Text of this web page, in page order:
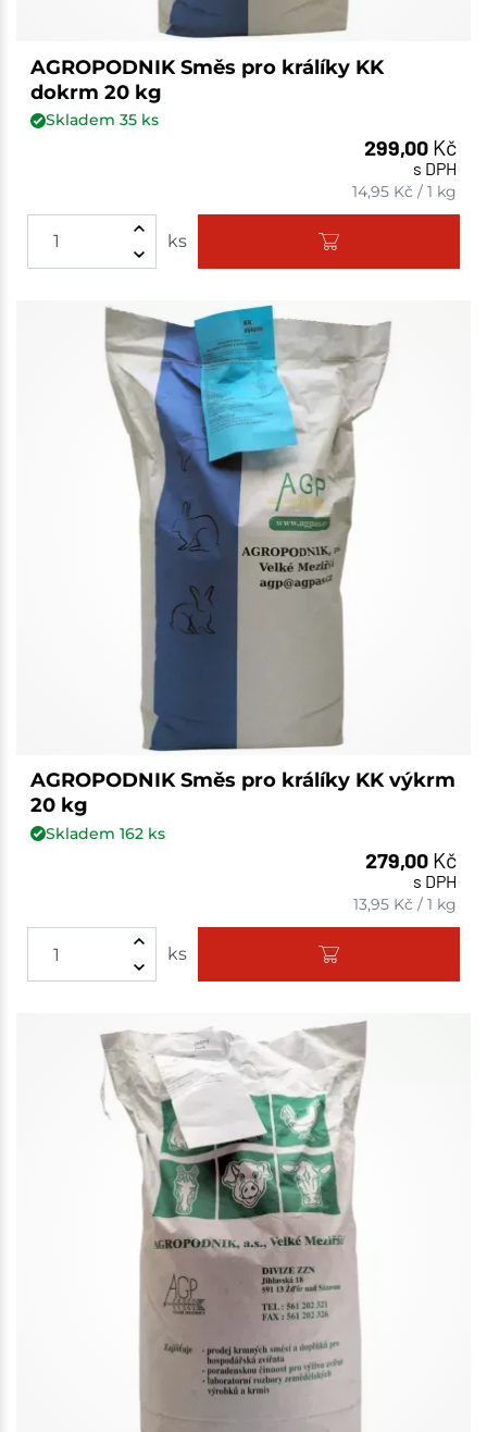
AGROPODNIK Směs pro králíky KK
dokrm 20 kg
Skladem 35ks
299,00 Kč
s DPH
14,95 Kč /1 kg
ks
AGROPODNIK Směs pro králíky KK výkrm
20 kg
Skladem 162ks
279,00 Kč
s DPH
13,95 Kč /1 kg
ks